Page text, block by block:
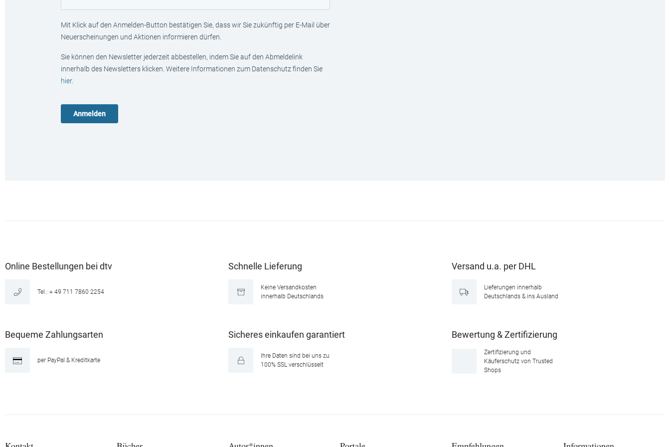
Mit Klick auf den Anmelden-Button bestätigen Sie, dass wir Sie zukünftig per E-Mail über
Neuerscheinungen und Aktionen informieren dürfen.
Sie können den Newsletter jederzeit abbestellen, indem Sie auf den Abmeldelink
innerhalb des Newsletters klicken. Weitere Informationen zum Datenschutz finden Sie
hier.
Online Bestellungen bei dtv
Tel.: + 49 711 7860 2254
Schnelle Lieferung
Keine Versandkosten
innerhalb Deutschlands
Versand u.a. per DHL
Lieferungen innerhalb
Deutschlands & ins Ausland
Bequeme Zahlungsarten
per PayPal & Kreditkarte
Sicheres einkaufen garantiert
Ihre Daten sind bei uns zu
100% SSL verschlüsselt
Bewertung & Zertifizierung
Zertifizierung und
Käuferschutz von Trusted
Shops